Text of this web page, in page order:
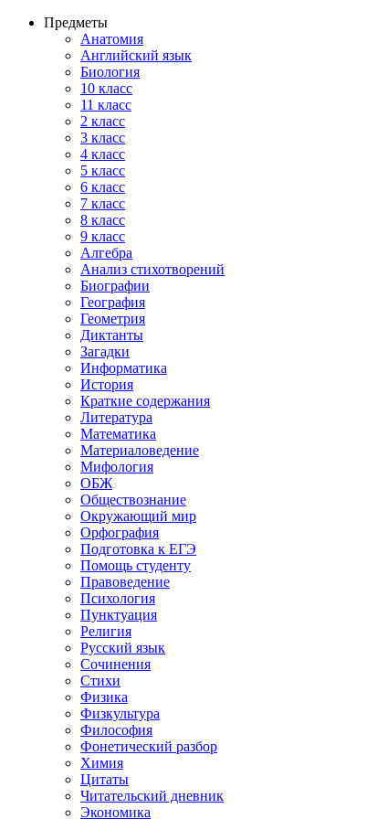
Предметы
Анатомия
Английский язык
Биология
10 класс
11 класс
2 класс
3 класс
4 класс
5 класс
6 класс
7 класс
8 класс
9 класс
Алгебра
Анализ стихотворений
Биографии
География
Геометрия
Диктанты
Загадки
Информатика
История
Краткие содержания
Литература
Математика
Материаловедение
Мифология
ОБЖ
Обществознание
Окружающий мир
Орфография
Подготовка к ЕГЭ
Помощь студенту
Правоведение
Психология
Пунктуация
Религия
Русский язык
Сочинения
Стихи
Физика
Физкультура
Философия
Фонетический разбор
Химия
Цитаты
Читательский дневник
Экономика